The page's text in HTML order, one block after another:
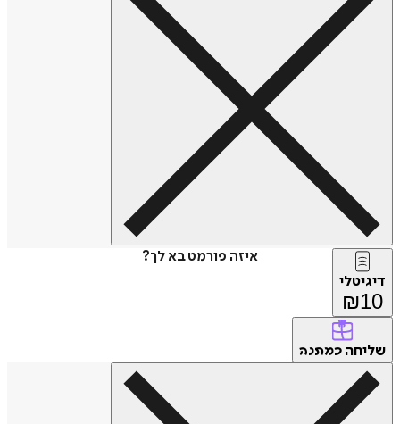
איזה פורמט בא לך?
דיגיטלי
₪10
שליחה כמתנה